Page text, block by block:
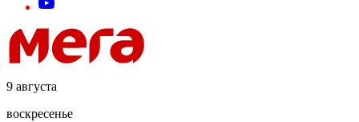
9 августа
воскресенье